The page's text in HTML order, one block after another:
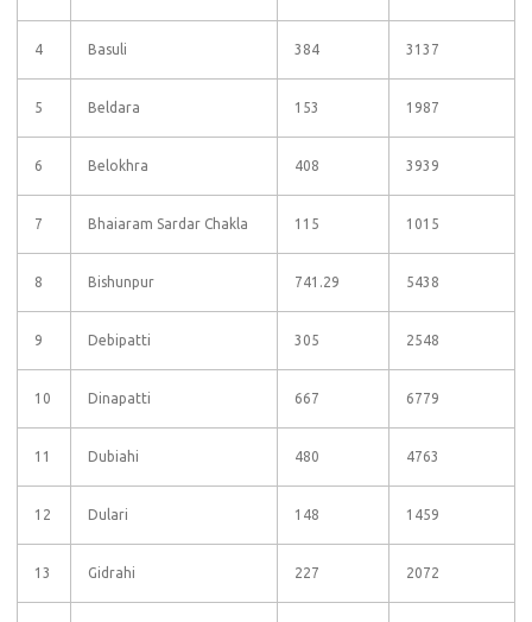
4 Basuli 384 3137
5 Beldara 153 1987
6 Belokhra 408 3939
7 Bhaiaram Sardar Chakla 115 1015
8 Bishunpur 741.29 5438
9 Debipatti 305 2548
10 Dinapatti 667 6779
11 Dubiahi 480 4763
12 Dulari 148 1459
13 Gidrahi 227 2072